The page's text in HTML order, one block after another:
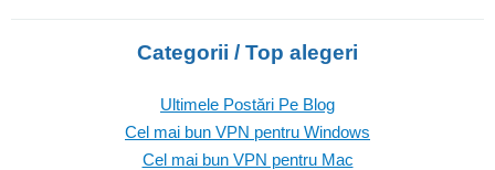
Categorii / Top alegeri
Ultimele Postări Pe Blog
Cel mai bun VPN pentru Windows
Cel mai bun VPN pentru Mac